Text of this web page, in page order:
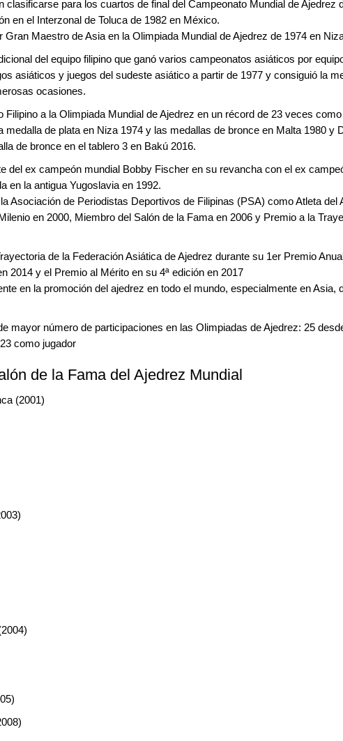
clasificarse para los cuartos de final del Campeonato Mundial de Ajedrez
en el Interzonal de Toluca de 1982 en México.
Gran Maestro de Asia en la Olimpiada Mundial de Ajedrez de 1974 en
del equipo filipino que ganó varios campeonatos asiáticos por
asiáticos y juegos del sudeste asiático a partir de 1977 y consiguió la
ocasiones.
Filipino a la Olimpiada Mundial de Ajedrez en un récord de 23 veces
medalla de plata en Niza 1974 y las medallas de bronce en Malta 1980 y
de bronce en el tablero 3 en Bakú 2016.
del ex campeón mundial Bobby Fischer en su revancha con el ex
en la antigua Yugoslavia en 1992.
Asociación de Periodistas Deportivos de Filipinas (PSA) como Atleta del
en 2000, Miembro del Salón de la Fama en 2006 y Premio a la
de la Federación Asiática de Ajedrez durante su 1er Premio
2014 y el Premio al Mérito en su 4ª edición en 2017
en la promoción del ajedrez en todo el mundo, especialmente en Asia,
mayor número de participaciones en las Olimpiadas de Ajedrez: 25
como jugador
de la Fama del Ajedrez Mundial
(2001)